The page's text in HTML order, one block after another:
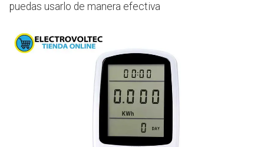
puedas usarlo de manera efectiva